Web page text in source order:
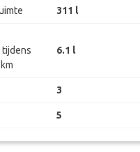
311 l
6.1 l
3
5